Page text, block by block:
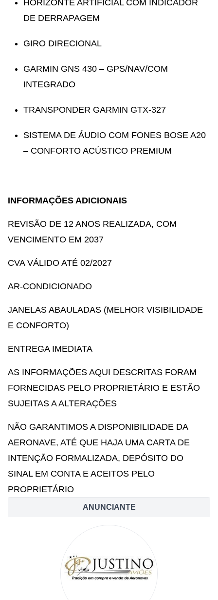
HORIZONTE ARTIFICIAL COM INDICADOR
DE DERRAPAGEM
GIRO DIRECIONAL
GARMIN GNS 430 – GPS/NAV/COM
INTEGRADO
TRANSPONDER GARMIN GTX-327
SISTEMA DE ÁUDIO COM FONES BOSE A20
– CONFORTO ACÚSTICO PREMIUM
INFORMAÇÕES ADICIONAIS
REVISÃO DE 12 ANOS REALIZADA, COM
VENCIMENTO EM 2037
CVA VÁLIDO ATÉ 02/2027
AR-CONDICIONADO
JANELAS ABAULADAS (MELHOR VISIBILIDADE
E CONFORTO)
ENTREGA IMEDIATA
AS INFORMAÇÕES AQUI DESCRITAS FORAM
FORNECIDAS PELO PROPRIETÁRIO E ESTÃO
SUJEITAS A ALTERAÇÕES
NÃO GARANTIMOS A DISPONIBILIDADE DA
AERONAVE, ATÉ QUE HAJA UMA CARTA DE
INTENÇÃO FORMALIZADA, DEPÓSITO DO
SINAL EM CONTA E ACEITOS PELO
PROPRIETÁRIO
ANUNCIANTE